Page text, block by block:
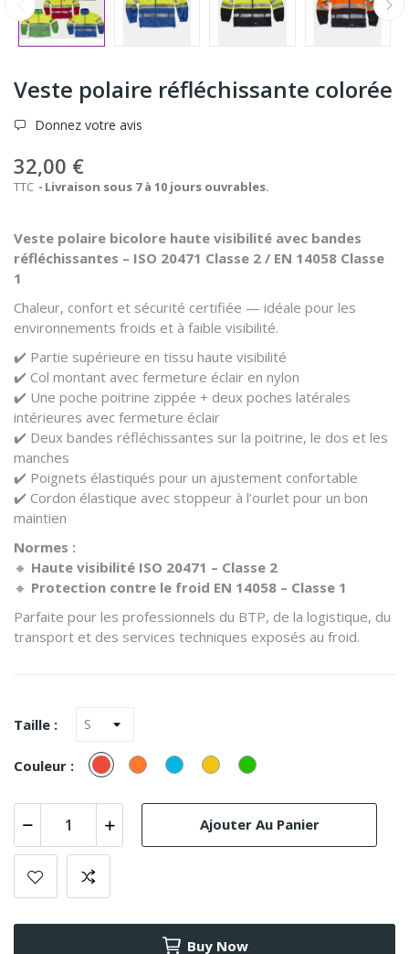
Veste polaire réfléchissante colorée
Donnez votre avis
32,00 €
TTC Livraison sous 7 à 10 jours ouvrables.
Veste polaire bicolore haute visibilité avec bandes
réfléchissantes – ISO 20471 Classe 2 / EN 14058 Classe
1
Chaleur, confort et sécurité certifiée — idéale pour les
environnements froids et à faible visibilité.
✔️ Partie supérieure en tissu haute visibilité
✔️ Col montant avec fermeture éclair en nylon
✔️ Une poche poitrine zippée + deux poches latérales
intérieures avec fermeture éclair
✔️ Deux bandes réfléchissantes sur la poitrine, le dos et les
manches
✔️ Poignets élastiqués pour un ajustement confortable
✔️ Cordon élastique avec stoppeur à l’ourlet pour un bon
maintien
Normes :
🔸 Haute visibilité ISO 20471 – Classe 2
🔸 Protection contre le froid EN 14058 – Classe 1
Parfaite pour les professionnels du BTP, de la logistique, du
transport et des services techniques exposés au froid.
Taille :
Couleur : RougeOrangeTurquesa
(Azul)
Jaune verde
Ajouter Au Panier
Buy Now